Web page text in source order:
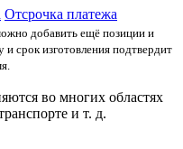
Отсрочка платежа
добавить ещё позиции и
срок изготовления подтвердит
во многих областях
и т. д.